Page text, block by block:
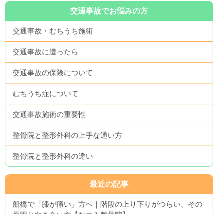
交通事故でお悩みの方
交通事故・むちうち施術
交通事故に遭ったら
交通事故の保険について
むちうち症について
交通事故施術の重要性
整骨院と整形外科の上手な通い方
整骨院と整形外科の違い
最近の記事
船橋で「膝が痛い」方へ｜階段の上り下りがつらい、その